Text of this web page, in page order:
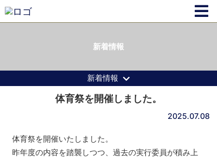
新着情報
新着情報
体育祭を開催しました。
2025.07.08
体育祭を開催いたしました。
昨年度の内容を踏襲しつつ、過去の実行委員が積み上